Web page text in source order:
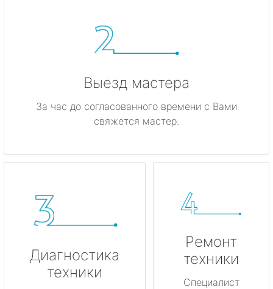
Выезд мастера
За час до согласованного времени с Вами
свяжется мастер.
Диагностика
техники
Ремонт
техники
Специалист